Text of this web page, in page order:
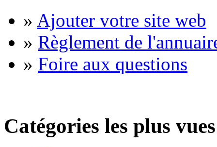
» Ajouter votre site web
» Règlement de
» Foire aux questions
Catégories les plus vues